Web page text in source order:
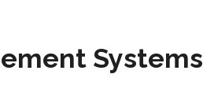
Systems